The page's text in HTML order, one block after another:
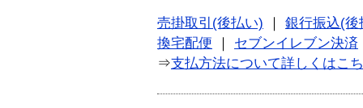
売掛取引(後払い)
銀行振込(後
換宅配便
セブンイレブン決済
⇒支払方法について詳しくはこ